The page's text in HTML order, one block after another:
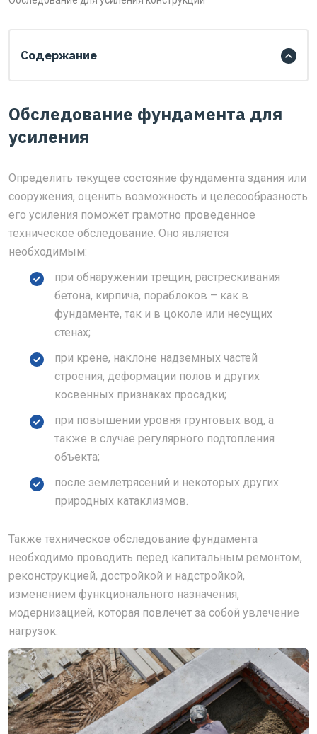
Содержание
Обследование фундамента для
усиления
Определить текущее состояние фундамента здания или
сооружения, оценить возможность и целесообразность
его усиления поможет грамотно проведенное
техническое обследование. Оно является
необходимым:
при обнаружении трещин, растрескивания
бетона, кирпича, пораблоков – как в
фундаменте, так и в цоколе или несущих
стенах;
при крене, наклоне надземных частей
строения, деформации полов и других
косвенных признаках просадки;
при повышении уровня грунтовых вод, а
также в случае регулярного подтопления
объекта;
после землетрясений и некоторых других
природных катаклизмов.
Также техническое обследование фундамента
необходимо проводить перед капитальным ремонтом,
реконструкцией, достройкой и надстройкой,
изменением функционального назначения,
модернизацией, которая повлечет за собой увлечение
нагрузок.